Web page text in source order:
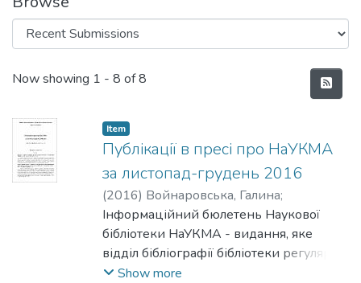
Recent Submissions
Now showing 1 - 8 of 8
Item
Публікації в пресі про НаУКМА
за листопад-грудень 2016
(2016) Войнаровська, Галина;
Патрушева, Тетяна
Інформаційний бюлетень Наукової
бібліотеки НаУКМА - видання, яке
відділ бібліографії бібліотеки регулярно
готує на основі перегляду преси.
Show more